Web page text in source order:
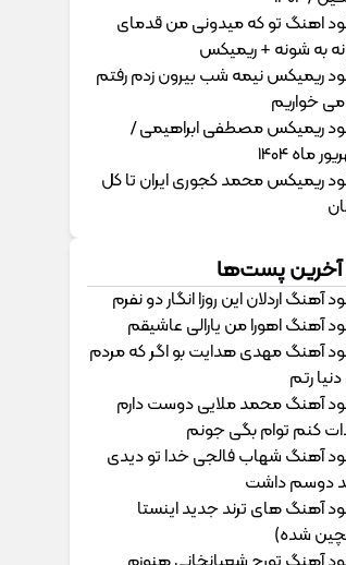
اهنگ تو که میدونی من قدمای
به شونه + ریمیکس
ریمیکس نیمه شب بیرون زدم رفتم
خواریم
ریمیکس مصطفی ابراهیمی /
ماه 1404
ریمیکس محمد کجوری ایران تا کل
آخرین پست‌ها
آهنگ اردلان این روزا انگار دو نفرم
آهنگ اهورا من یارالی عاشیقم
آهنگ مهدی هدایت بو اگر که مردم
رتم
آهنگ محمد ملایی دوﺳﺖ دارم
ﻛﻨﻢ ﺗﻮام ﺑﮕﻰ ﺟﻮﻧﻢ
آهنگ شهاب فالجی خدا تو دیدی
دوسم داشت
آهنگ های ترند جدید اینستا
شده)